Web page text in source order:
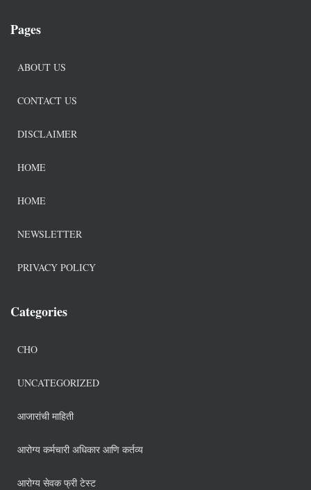
Pages
ABOUT US
CONTACT US
DISCLAIMER
HOME
HOME
NEWSLETTER
PRIVACY POLICY
Categories
CHO
UNCATEGORIZED
आजारांची माहिती
आरोग्य कर्मचारी अधिकार आणि कर्तव्य
आरोग्य सेवक फ्री टेस्ट